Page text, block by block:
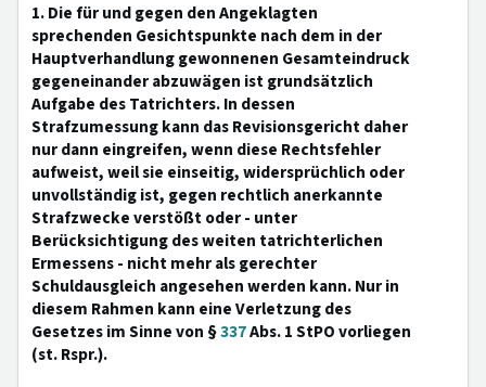
1. Die für und gegen den Angeklagten
sprechenden Gesichtspunkte nach dem in der
Hauptverhandlung gewonnenen Gesamteindruck
gegeneinander abzuwägen ist grundsätzlich
Aufgabe des Tatrichters. In dessen
Strafzumessung kann das Revisionsgericht daher
nur dann eingreifen, wenn diese Rechtsfehler
aufweist, weil sie einseitig, widersprüchlich oder
unvollständig ist, gegen rechtlich anerkannte
Strafzwecke verstößt oder - unter
Berücksichtigung des weiten tatrichterlichen
Ermessens - nicht mehr als gerechter
Schuldausgleich angesehen werden kann. Nur in
diesem Rahmen kann eine Verletzung des
Gesetzes im Sinne von §337Abs. 1 StPO vorliegen
(st. Rspr.).